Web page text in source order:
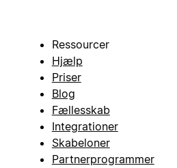
Ressourcer
Hjælp
Priser
Blog
Fællesskab
Integrationer
Skabeloner
Partnerprogrammer